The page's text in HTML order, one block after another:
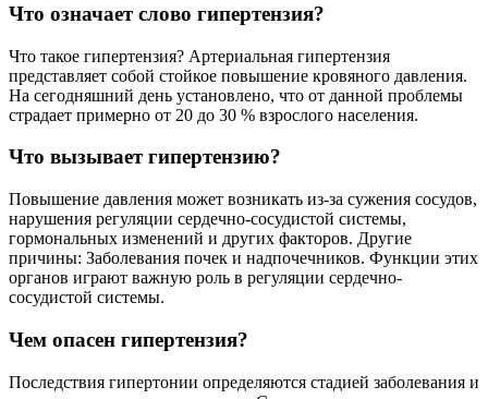
Что означает слово гипертензия?
Что такое гипертензия? Артериальная гипертензия
представляет собой стойкое повышение кровяного давления.
На сегодняшний день установлено, что от данной проблемы
страдает примерно от 20 до 30 % взрослого населения.
Что вызывает гипертензию?
Повышение давления может возникать из-за сужения сосудов,
нарушения регуляции сердечно-сосудистой системы,
гормональных изменений и других факторов. Другие
причины: Заболевания почек и надпочечников. Функции этих
органов играют важную роль в регуляции сердечно-
сосудистой системы.
Чем опасен гипертензия?
Последствия гипертонии определяются стадией заболевания и